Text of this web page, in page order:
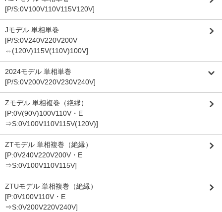
[P/S:0V100V110V115V120V]
Jモデル 単相単巻
[P/S:0V240V220V200V
⇔(120V)115V(110V)100V]
2024モデル 単相単巻
[P/S:0V200V220V230V240V]
Zモデル 単相複巻（絶縁）
[P:0V(90V)100V110V・E
⇒S:0V100V110V115V(120V)]
ZTモデル 単相複巻（絶縁）
[P:0V240V220V200V・E
⇒S:0V100V110V115V]
ZTUモデル 単相複巻（絶縁）
[P:0V100V110V・E
⇒S:0V200V220V240V]